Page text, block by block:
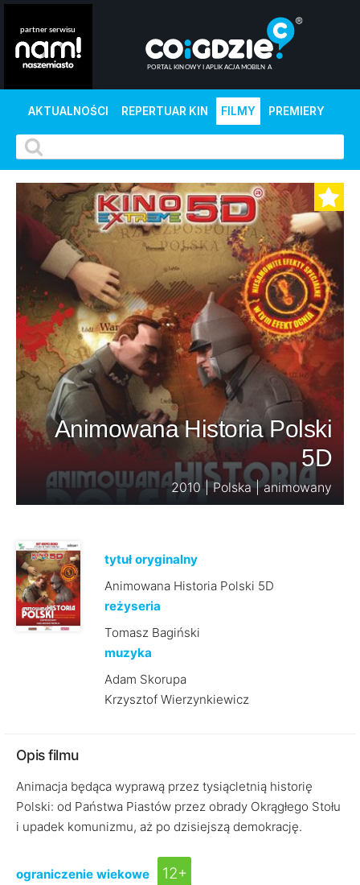
AKTUALNOŚCI REPERTUAR KIN FILMY PREMIERY
Animowana Historia Polski
5D
2010 | Polska | animowany
tytuł oryginalny
Animowana Historia Polski 5D
reżyseria
Tomasz Bagiński
muzyka
Adam Skorupa
Krzysztof Wierzynkiewicz
Opis filmu
Animacja będąca wyprawą przez tysiącletnią historię
Polski: od Państwa Piastów przez obrady Okrągłego Stołu
i upadek komunizmu, aż po dzisiejszą demokrację.
ograniczenie wiekowe 12+